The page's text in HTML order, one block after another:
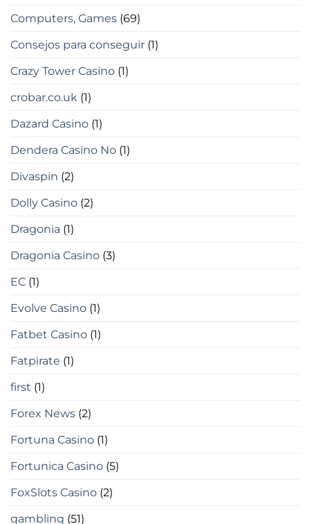
Computers, Games (69)
Consejos para conseguir (1)
Crazy Tower Сasino (1)
crobar.co.uk (1)
Dazard Casino (1)
Dendera Casino No (1)
Divaspin (2)
Dolly Casino (2)
Dragonia (1)
Dragonia Casino (3)
EC (1)
Evolve Casino (1)
Fatbet Casino (1)
Fatpirate (1)
first (1)
Forex News (2)
Fortuna Casino (1)
Fortunica Casino (5)
FoxSlots Casino (2)
gambling (51)